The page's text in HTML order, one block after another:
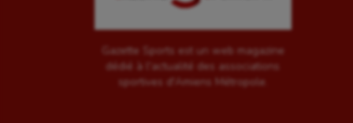
Gazette Sports est un web magazine
dédié à l'actualité des associations
sportives d'Amiens Métropole.